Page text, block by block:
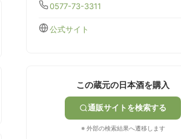
0577-73-3311
公式サイト
この蔵元の日本酒を購入
通販サイトを検索する
※ 外部の検索結果へ遷移します